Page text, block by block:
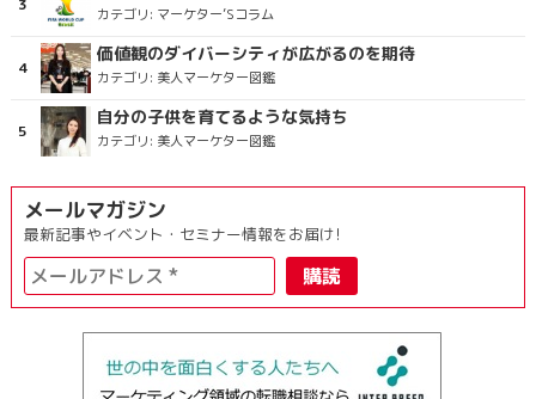
カテゴリ: マーケター’Sコラム
価値観のダイバーシティが広がるのを期待
カテゴリ: 美人マーケター図鑑
自分の子供を育てるような気持ち
カテゴリ: 美人マーケター図鑑
メールマガジン
最新記事やイベント・セミナー情報をお届け!